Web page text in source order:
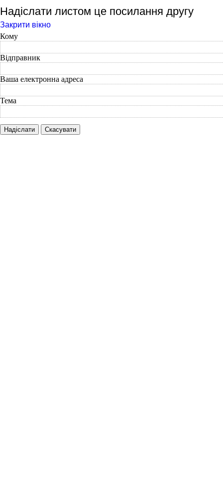
Надіслати листом це посилання другу
Закрити вікно
Кому
Відправник
Ваша електронна адреса
Тема
Надіслати Скасувати